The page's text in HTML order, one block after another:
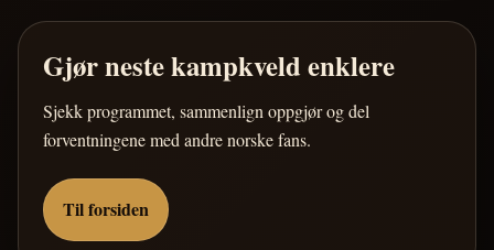
Gjør neste kampkveld enklere
Sjekk programmet, sammenlign oppgjør og del
forventningene med andre norske fans.
Til forsiden